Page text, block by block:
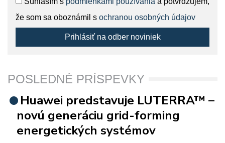
že som sa oboznámil s ochranou osobných údajov
Prihlásiť na odber noviniek
POSLEDNÉ PRÍSPEVKY
Huawei predstavuje LUTERRA™ –
novú generáciu grid-forming
energetických systémov